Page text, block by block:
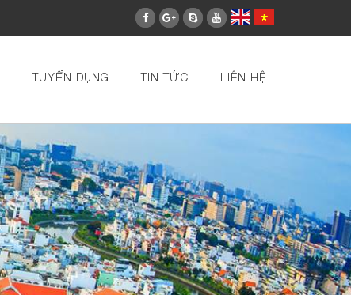
TUYỂN DỤNG TIN TỨC LIÊN HỆ